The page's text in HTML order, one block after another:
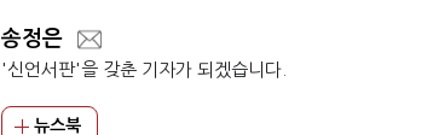
송정은
'신언서판'을 갖춘 기자가 되겠습니다.
뉴스북